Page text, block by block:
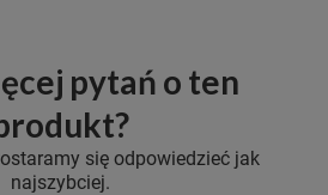
pytań o ten
się odpowiedzieć jak
najszybciej.